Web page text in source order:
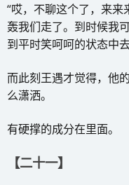
“哎，不聊这个了，来
轰我们走了。到时候我
到平时笑呵呵的状态中去
而此刻王遇才觉得，他
么潇洒。
有硬撑的成分在里面。
【二十一】